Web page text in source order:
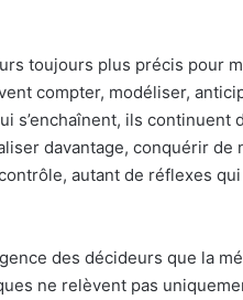
toujours plus précis pour
compter, modéliser,
s’enchaînent, ils continuent
davantage, conquérir de
autant de réflexes
des décideurs que la
ne relèvent pas